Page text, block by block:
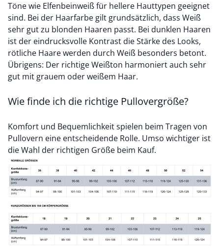
Töne wie Elfenbeinweiß für hellere Hauttypen geeignet
sind. Bei der Haarfarbe gilt grundsätzlich, dass Weiß
sehr gut zu blonden Haaren passt. Bei dunklen Haaren
ist der eindrucksvolle Kontrast die Stärke des Looks,
rötliche Haare werden durch Weiß besonders betont.
Übrigens: Der richtige Weißton harmoniert auch sehr
gut mit grauem oder weißem Haar.
Wie finde ich die richtige Pullovergröße?
Komfort und Bequemlichkeit spielen beim Tragen von
Pullovern eine entscheidende Rolle. Umso wichtiger ist
die Wahl der richtigen Größe beim Kauf.